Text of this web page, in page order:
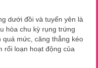
dưới đồi và tuyến yên là
hòa chu kỳ rụng trứng
quá mức, căng thẳng kéo
rối loạn hoạt động của